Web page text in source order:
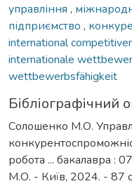
управління ,
підприємство ,
international
internationale
wettbewerbsfähigkeit
Бібліографічний
Солошенко М.О.
робота ... бакалавра :
М.О. - Київ, 2024. - 87